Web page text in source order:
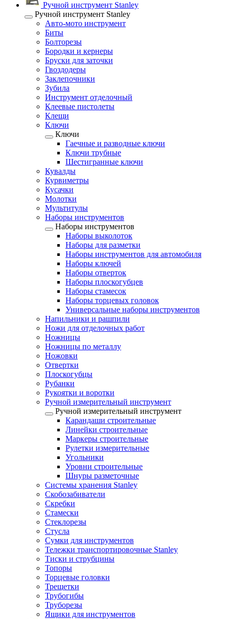
Ручной инструмент Stanley
Ручной инструмент Stanley
Авто-мото инструмент
Биты
Болторезы
Бородки и кернеры
Бруски для заточки
Гвоздодеры
Заклепочники
Зубила
Инструмент отделочный
Клеевые пистолеты
Клещи
Ключи
Ключи
Гаечные и разводные ключи
Ключи трубные
Шестигранные ключи
Кувалды
Курвиметры
Кусачки
Молотки
Мультитулы
Наборы инструментов
Наборы инструментов
Наборы выколоток
Наборы для разметки
Наборы инструментов для автомобиля
Наборы ключей
Наборы отверток
Наборы плоскогубцев
Наборы стамесок
Наборы торцевых головок
Универсальные наборы инструментов
Напильники и рашпили
Ножи для отделочных работ
Ножницы
Ножницы по металлу
Ножовки
Отвертки
Плоскогубцы
Рубанки
Рукоятки и воротки
Ручной измерительный инструмент
Ручной измерительный инструмент
Карандаши строительные
Линейки строительные
Маркеры строительные
Рулетки измерительные
Угольники
Уровни строительные
Шнуры разметочные
Системы хранения Stanley
Скобозабиватели
Скребки
Стамески
Стеклорезы
Стусла
Сумки для инструментов
Тележки транспортировочные Stanley
Тиски и струбцины
Топоры
Торцевые головки
Трещетки
Трубогибы
Труборезы
Ящики для инструментов